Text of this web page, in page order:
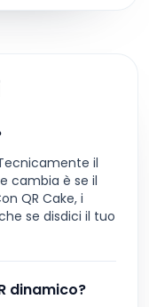
il
cambia è se il
QR Cake, i
se disdici il tuo
dinamico?